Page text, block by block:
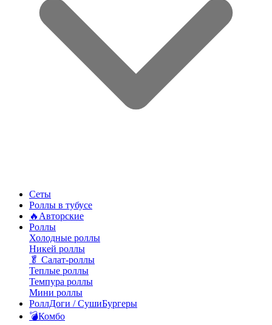
Сеты
Роллы в тубусе
🔥Авторские
Роллы
Холодные роллы
Никей роллы
🥬 Салат-роллы
Теплые роллы
Темпура роллы
Мини роллы
РоллДоги / СушиБургеры
💣Комбо